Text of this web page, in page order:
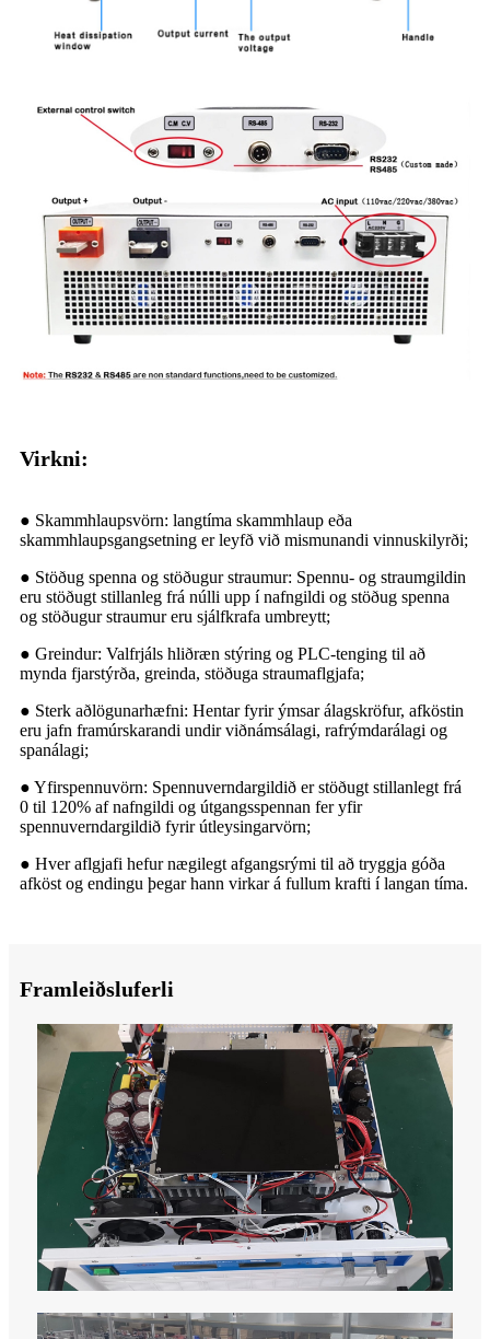
Virkni:
● Skammhlaupsvörn: langtíma skammhlaup eða
skammhlaupsgangsetning er leyfð við mismunandi vinnuskilyrði;
● Stöðug spenna og stöðugur straumur: Spennu- og straumgildin
eru stöðugt stillanleg frá núlli upp í nafngildi og stöðug spenna
og stöðugur straumur eru sjálfkrafa umbreytt;
● Greindur: Valfrjáls hliðræn stýring og PLC-tenging til að
mynda fjarstýrða, greinda, stöðuga straumaflgjafa;
● Sterk aðlögunarhæfni: Hentar fyrir ýmsar álagskröfur, afköstin
eru jafn framúrskarandi undir viðnámsálagi, rafrýmdarálagi og
spanálagi;
● Yfirspennuvörn: Spennuverndargildið er stöðugt stillanlegt frá
0 til 120% af nafngildi og útgangsspennan fer yfir
spennuverndargildið fyrir útleysingarvörn;
● Hver aflgjafi hefur nægilegt afgangsrými til að tryggja góða
afköst og endingu þegar hann virkar á fullum krafti í langan tíma.
Framleiðsluferli